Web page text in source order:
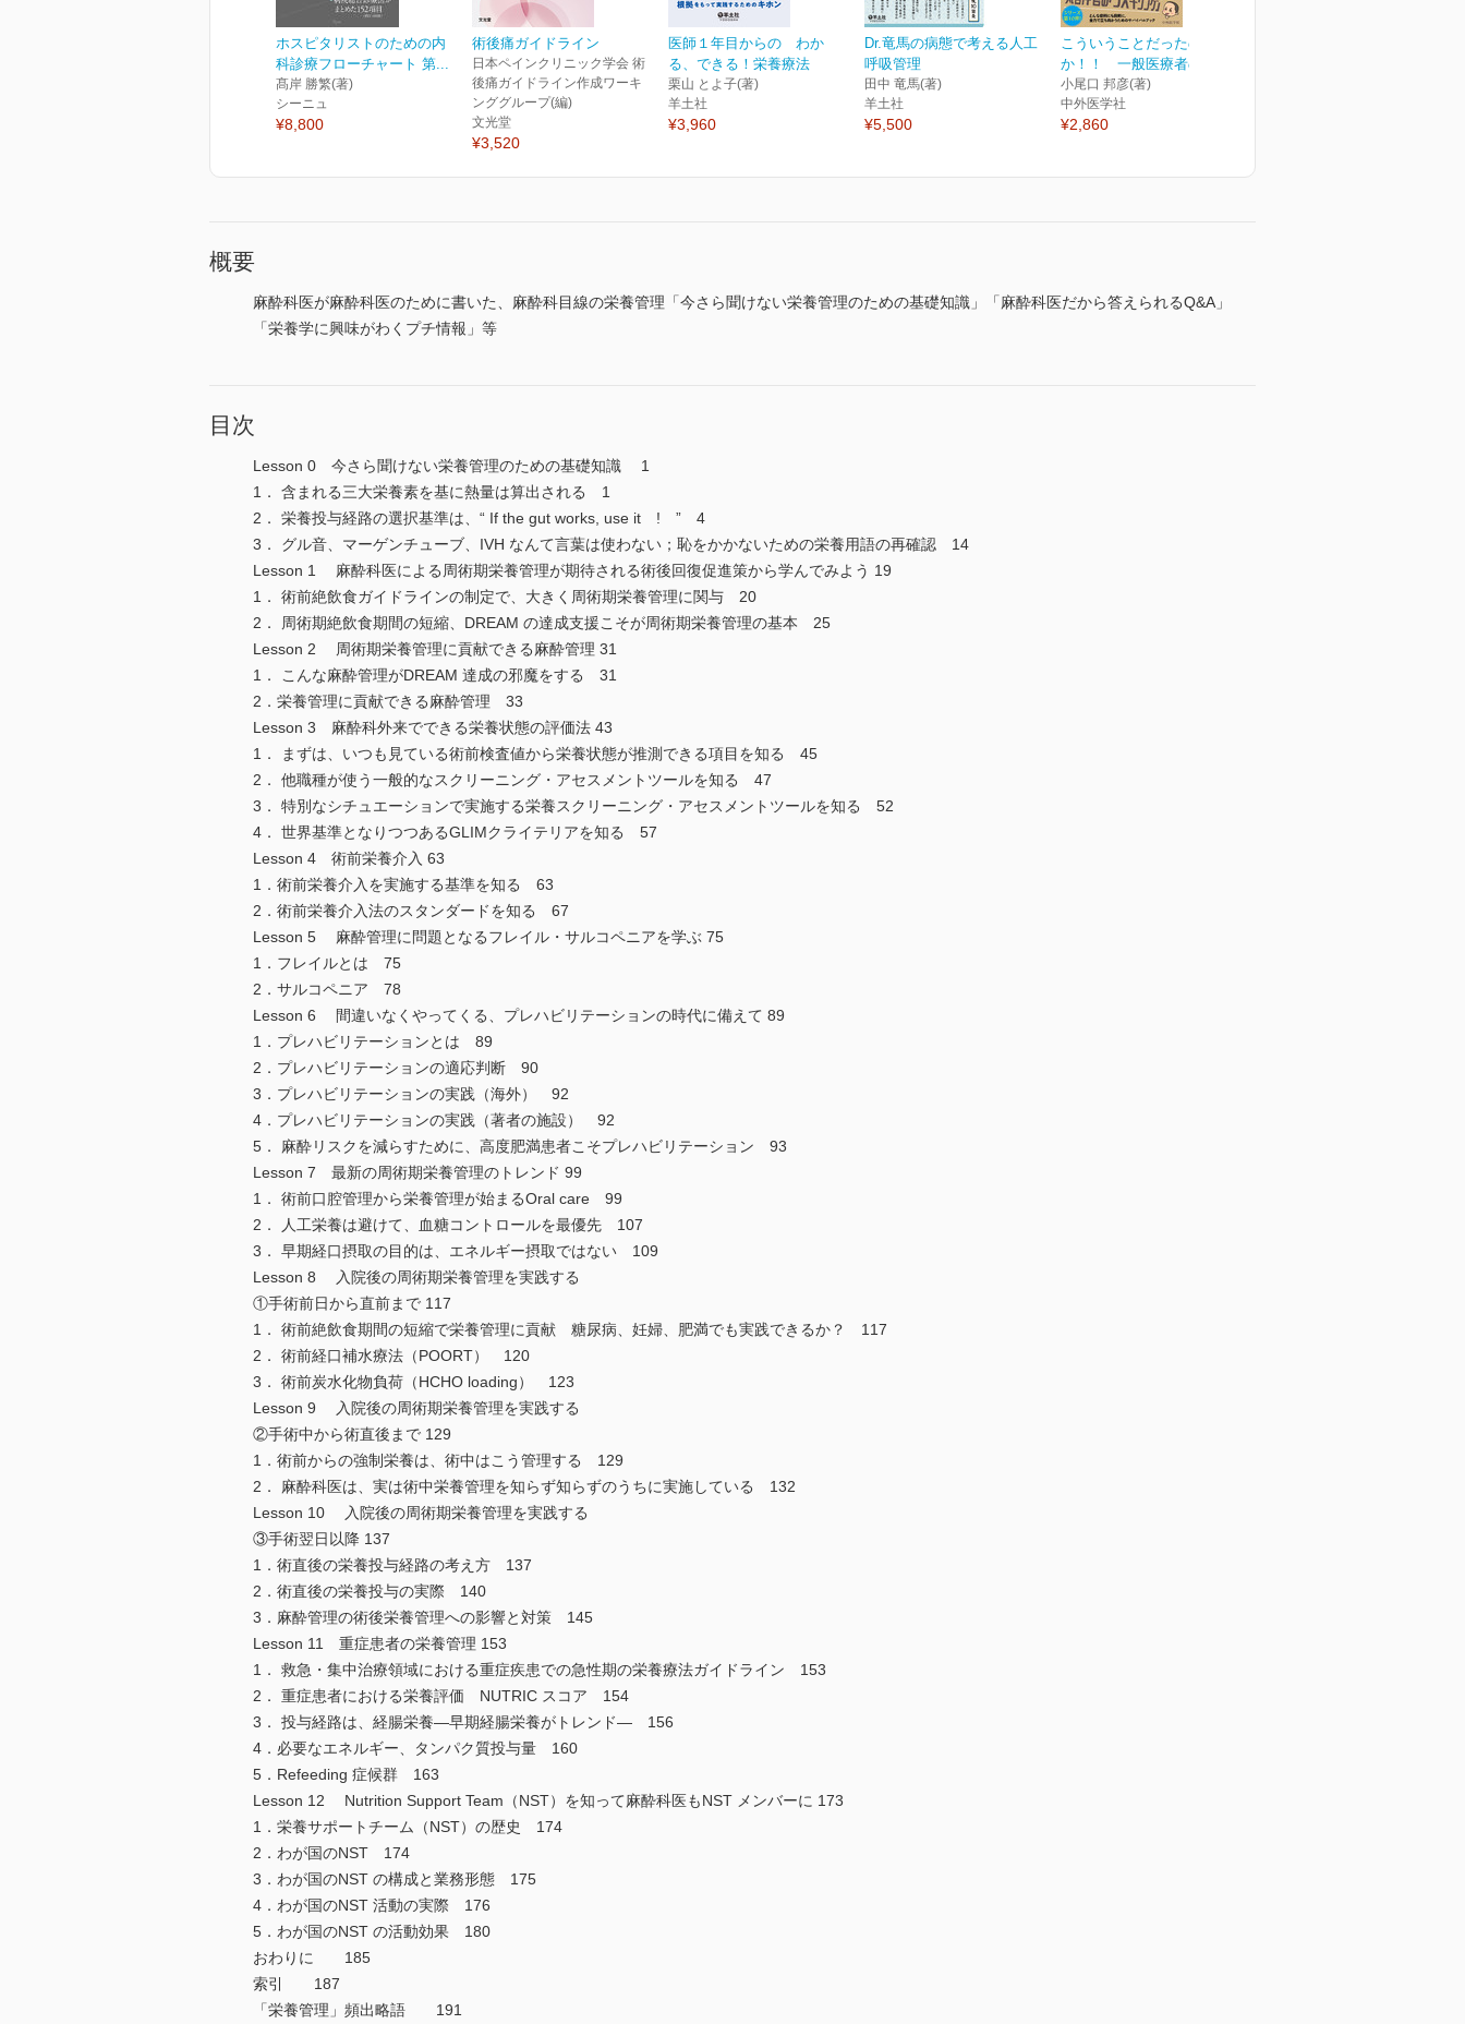
ホスピタリストのための内
科診療フローチャート 第...
髙岸 勝繁(著)
シーニュ
¥8,800
術後痛ガイドライン
日本ペインクリニック学会 術
後痛ガイドライン作成ワーキ
ンググループ(編)
文光堂
¥3,520
医師１年目からの わか
る、できる！栄養療法
栗山 とよ子(著)
羊土社
¥3,960
Dr.竜馬の病態で考える人工
呼吸管理
田中 竜馬(著)
羊土社
¥5,500
こういうことだったの
か！！ 一般医療者の生...
小尾口 邦彦(著)
中外医学社
¥2,860
概要
麻酔科医が麻酔科医のために書いた、麻酔科目線の栄養管理「今さら聞けない栄養管理のための基礎知識」「麻酔科医だから答えられるQ&A」
「栄養学に興味がわくプチ情報」等
目次
Lesson 0 今さら聞けない栄養管理のための基礎知識 1
1． 含まれる三大栄養素を基に熱量は算出される 1
2． 栄養投与経路の選択基準は、“ If the gut works, use it ! ” 4
3． グル音、マーゲンチューブ、IVH なんて言葉は使わない；恥をかかないための栄養用語の再確認 14
Lesson 1 麻酔科医による周術期栄養管理が期待される術後回復促進策から学んでみよう 19
1． 術前絶飲食ガイドラインの制定で、大きく周術期栄養管理に関与 20
2． 周術期絶飲食期間の短縮、DREAM の達成支援こそが周術期栄養管理の基本 25
Lesson 2 周術期栄養管理に貢献できる麻酔管理 31
1． こんな麻酔管理がDREAM 達成の邪魔をする 31
2．栄養管理に貢献できる麻酔管理 33
Lesson 3 麻酔科外来でできる栄養状態の評価法 43
1． まずは、いつも見ている術前検査値から栄養状態が推測できる項目を知る 45
2． 他職種が使う一般的なスクリーニング・アセスメントツールを知る 47
3． 特別なシチュエーションで実施する栄養スクリーニング・アセスメントツールを知る 52
4． 世界基準となりつつあるGLIMクライテリアを知る 57
Lesson 4 術前栄養介入 63
1．術前栄養介入を実施する基準を知る 63
2．術前栄養介入法のスタンダードを知る 67
Lesson 5 麻酔管理に問題となるフレイル・サルコペニアを学ぶ 75
1．フレイルとは 75
2．サルコペニア 78
Lesson 6 間違いなくやってくる、プレハビリテーションの時代に備えて 89
1．プレハビリテーションとは 89
2．プレハビリテーションの適応判断 90
3．プレハビリテーションの実践（海外） 92
4．プレハビリテーションの実践（著者の施設） 92
5． 麻酔リスクを減らすために、高度肥満患者こそプレハビリテーション 93
Lesson 7 最新の周術期栄養管理のトレンド 99
1． 術前口腔管理から栄養管理が始まるOral care 99
2． 人工栄養は避けて、血糖コントロールを最優先 107
3． 早期経口摂取の目的は、エネルギー摂取ではない 109
Lesson 8 入院後の周術期栄養管理を実践する
①手術前日から直前まで 117
1． 術前絶飲食期間の短縮で栄養管理に貢献 糖尿病、妊婦、肥満でも実践できるか？ 117
2． 術前経口補水療法（POORT） 120
3． 術前炭水化物負荷（HCHO loading） 123
Lesson 9 入院後の周術期栄養管理を実践する
②手術中から術直後まで 129
1．術前からの強制栄養は、術中はこう管理する 129
2． 麻酔科医は、実は術中栄養管理を知らず知らずのうちに実施している 132
Lesson 10 入院後の周術期栄養管理を実践する
③手術翌日以降 137
1．術直後の栄養投与経路の考え方 137
2．術直後の栄養投与の実際 140
3．麻酔管理の術後栄養管理への影響と対策 145
Lesson 11 重症患者の栄養管理 153
1． 救急・集中治療領域における重症疾患での急性期の栄養療法ガイドライン 153
2． 重症患者における栄養評価 NUTRIC スコア 154
3． 投与経路は、経腸栄養―早期経腸栄養がトレンド― 156
4．必要なエネルギー、タンパク質投与量 160
5．Refeeding 症候群 163
Lesson 12 Nutrition Support Team（NST）を知って麻酔科医もNST メンバーに 173
1．栄養サポートチーム（NST）の歴史 174
2．わが国のNST 174
3．わが国のNST の構成と業務形態 175
4．わが国のNST 活動の実際 176
5．わが国のNST の活動効果 180
おわりに 185
索引 187
「栄養管理」頻出略語 191